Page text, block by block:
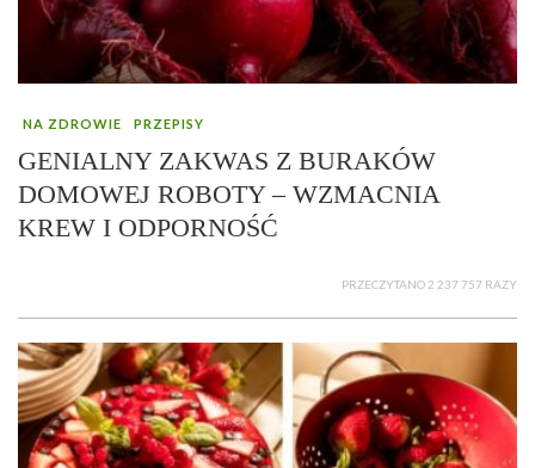
NA ZDROWIE PRZEPISY
GENIALNY ZAKWAS Z BURAKÓW
DOMOWEJ ROBOTY – WZMACNIA
KREW I ODPORNOŚĆ
PRZECZYTANO 2 237 757 RAZY